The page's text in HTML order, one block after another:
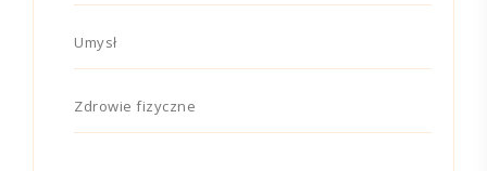
Umysł
Zdrowie fizyczne